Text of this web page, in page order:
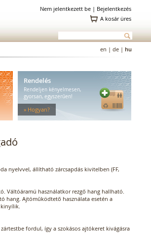
Nem jelentkezett be | Bejelentkezés
A kosár üres
en | de | hu
Rendelés
Rendeljen kényelmesen,
gyorsan, egyszerűen!
» Hogyan?
nyelvvel, állítható zárcsapdás kivitelben (FF,
Váltóáramú használatkor rezgő hang hallható.
hang. Ajtóműködtető használata esetén a
fordul, így a szokásos ajtókeret kivágásra